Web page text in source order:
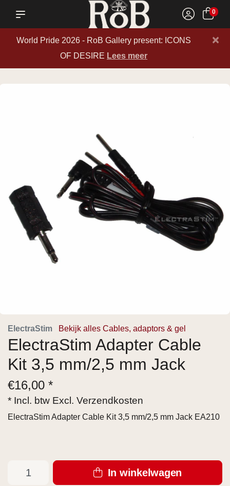
0
World Pride 2026 - RoB Gallery present: ICONS
OF DESIRE Lees meer
×
ElectraStim Bekijk alles Cables, adaptors & gel
ElectraStim Adapter Cable
Kit 3,5 mm/2,5 mm Jack
€16,00 *
* Incl. btw Excl. Verzendkosten
ElectraStim Adapter Cable Kit 3,5 mm/2,5 mm Jack EA210
In winkelwagen